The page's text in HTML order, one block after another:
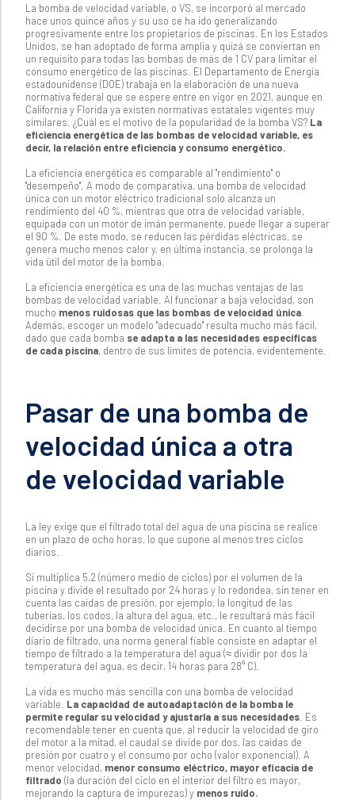
La bomba de velocidad variable, o VS, se incorporó al mercado
hace unos quince años y su uso se ha ido generalizando
progresivamente entre los propietarios de piscinas. En los Estados
Unidos, se han adoptado de forma amplia y quizá se conviertan en
un requisito para todas las bombas de más de 1 CV para limitar el
consumo energético de las piscinas. El Departamento de Energía
estadounidense (DOE) trabaja en la elaboración de una nueva
normativa federal que se espere entre en vigor en 2021, aunque en
California y Florida ya existen normativas estatales vigentes muy
similares. ¿Cuál es el motivo de la popularidad de la bomba VS? La
eficiencia energética de las bombas de velocidad variable, es
decir, la relación entre eficiencia y consumo energético.
La eficiencia energética es comparable al "rendimiento" o
"desempeño". A modo de comparativa, una bomba de velocidad
única con un motor eléctrico tradicional solo alcanza un
rendimiento del 40 %, mientras que otra de velocidad variable,
equipada con un motor de imán permanente, puede llegar a superar
el 90 %. De este modo, se reducen las pérdidas eléctricas, se
genera mucho menos calor y, en última instancia, se prolonga la
vida útil del motor de la bomba.
La eficiencia energética es una de las muchas ventajas de las
bombas de velocidad variable. Al funcionar a baja velocidad, son
mucho menos ruidosas que las bombas de velocidad única
Además, escoger un modelo "adecuado" resulta mucho más fácil,
dado que cada bomba se adapta a las necesidades específicas
de cada piscina, dentro de sus límites de potencia, evidentemente.
Pasar de una bomba de
velocidad única a otra
de velocidad variable
La ley exige que el filtrado total del agua de una piscina se realice
en un plazo de ocho horas, lo que supone al menos tres ciclos
diarios.
Si multiplica 5,2 (número medio de ciclos) por el volumen de la
piscina y divide el resultado por 24 horas y lo redondea, sin tener en
cuenta las caídas de presión, por ejemplo, la longitud de las
tuberías, los codos, la altura del agua, etc., le resultará más fácil
decidirse por una bomba de velocidad única. En cuanto al tiempo
diario de filtrado, una norma general fiable consiste en adaptar el
tiempo de filtrado a la temperatura del agua (≈ dividir por dos la
temperatura del agua, es decir, 14 horas para 28° C).
La vida es mucho más sencilla con una bomba de velocidad
variable. La capacidad de autoadaptación de la bomba le
permite regular su velocidad y ajustarla a sus necesidades . Es
recomendable tener en cuenta que, al reducir la velocidad de giro
del motor a la mitad, el caudal se divide por dos, las caídas de
presión por cuatro y el consumo por ocho (valor exponencial). A
menor velocidad, menor consumo eléctrico, mayor eficacia de
filtrado (la duración del ciclo en el interior del filtro es mayor,
mejorando la captura de impurezas) y menos ruido.